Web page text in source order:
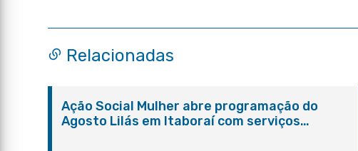
Relacionadas
Ação Social Mulher abre programação do
Agosto Lilás em Itaboraí com serviços